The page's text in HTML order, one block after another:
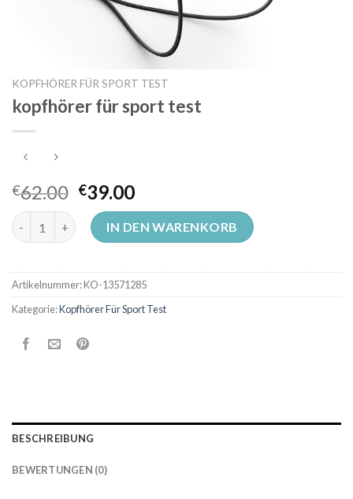
KOPFHÖRER FÜR SPORT TEST
kopfhörer für sport test
€62.00 €39.00
kopfhörer für sport test Menge
IN DEN WARENKORB
Artikelnummer:KO-13571285
Kategorie:Kopfhörer Für Sport Test
BESCHREIBUNG
BEWERTUNGEN (0)